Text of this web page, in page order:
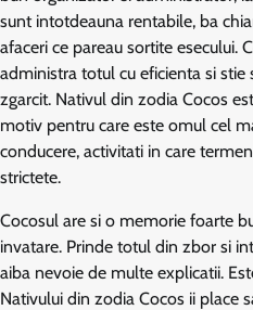
sunt intotdeauna rentabile, ba
afaceri ce pareau sortite esecului.
administra totul cu eficienta si
zgarcit. Nativul din zodia Cocos
motiv pentru care este omul cel
conducere, activitati in care
strictete.
Cocosul are si o memorie foarte
invatare. Prinde totul din zbor si
aiba nevoie de multe explicatii.
Nativului din zodia Cocos ii place